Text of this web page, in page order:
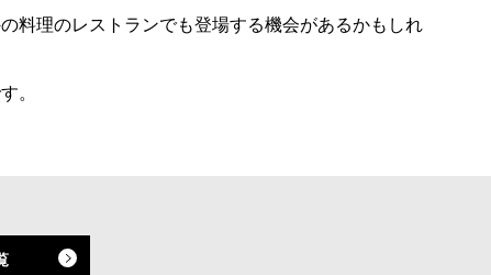
料理のレストランでも登場する機会があるかもしれ
。